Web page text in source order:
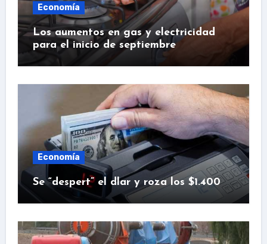
Economía
Los aumentos en gas y electricidad
para el inicio de septiembre
Economía
Se “despert” el dlar y roza los $1.400